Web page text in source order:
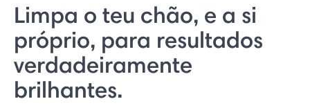
Limpa o teu chão, e a si
próprio, para resultados
verdadeiramente
brilhantes.